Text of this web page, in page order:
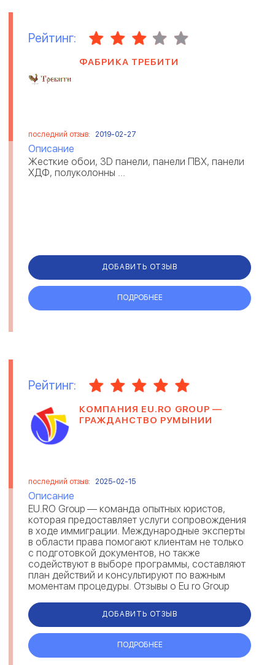
Рейтинг:
ФАБРИКА ТРЕБИТИ
последний отзыв: 2019-02-27
Описание
Жесткие обои, 3D панели, панели ПВХ, панели
ХДФ, полуколонны ...
ДОБАВИТЬ ОТЗЫВ
ПОДРОБНЕЕ
Рейтинг:
КОМПАНИЯ EU.RO GROUP —
ГРАЖДАНСТВО РУМЫНИИ
последний отзыв: 2025-02-15
Описание
EU.RO Group — команда опытных юристов,
которая предоставляет услуги сопровождения
в ходе иммиграции. Международные эксперты
в области права помогают клиентам не только
с подготовкой документов, но также
содействуют в выборе программы, составляют
план действий и консультируют по важным
моментам процедуры. Отзывы о Eu ro Group
ДОБАВИТЬ ОТЗЫВ
ПОДРОБНЕЕ